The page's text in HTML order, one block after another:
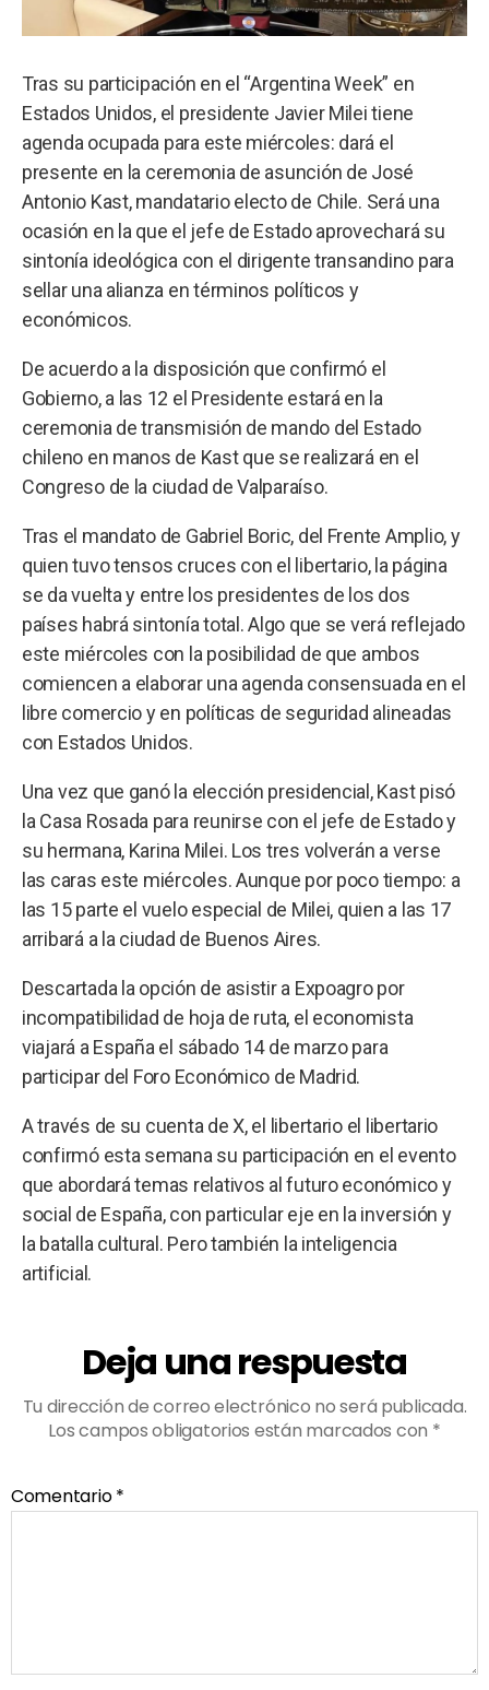
Tras su participación en el “Argentina Week” en
Estados Unidos, el presidente Javier Milei tiene
agenda ocupada para este miércoles: dará el
presente en la ceremonia de asunción de José
Antonio Kast, mandatario electo de Chile. Será una
ocasión en la que el jefe de Estado aprovechará su
sintonía ideológica con el dirigente transandino para
sellar una alianza en términos políticos y
económicos.
De acuerdo a la disposición que confirmó el
Gobierno, a las 12 el Presidente estará en la
ceremonia de transmisión de mando del Estado
chileno en manos de Kast que se realizará en el
Congreso de la ciudad de Valparaíso.
Tras el mandato de Gabriel Boric, del Frente Amplio, y
quien tuvo tensos cruces con el libertario, la página
se da vuelta y entre los presidentes de los dos
países habrá sintonía total. Algo que se verá reflejado
este miércoles con la posibilidad de que ambos
comiencen a elaborar una agenda consensuada en el
libre comercio y en políticas de seguridad alineadas
con Estados Unidos.
Una vez que ganó la elección presidencial, Kast pisó
la Casa Rosada para reunirse con el jefe de Estado y
su hermana, Karina Milei. Los tres volverán a verse
las caras este miércoles. Aunque por poco tiempo: a
las 15 parte el vuelo especial de Milei, quien a las 17
arribará a la ciudad de Buenos Aires.
Descartada la opción de asistir a Expoagro por
incompatibilidad de hoja de ruta, el economista
viajará a España el sábado 14 de marzo para
participar del Foro Económico de Madrid.
A través de su cuenta de X, el libertario el libertario
confirmó esta semana su participación en el evento
que abordará temas relativos al futuro económico y
social de España, con particular eje en la inversión y
la batalla cultural. Pero también la inteligencia
artificial.
Deja una respuesta
Tu dirección de correo electrónico no será publicada.
Los campos obligatorios están marcados con *
Comentario*